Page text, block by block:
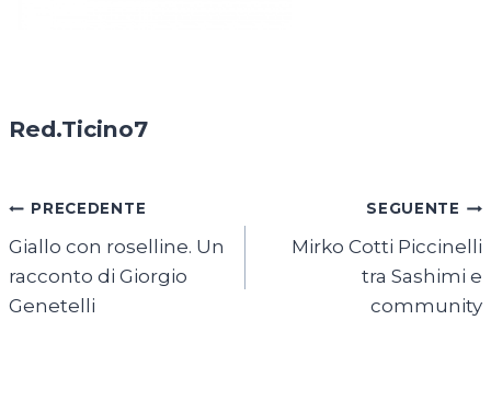
Red.Ticino7
Navigazione
articoli
PRECEDENTE
Giallo con roselline. Un
racconto di Giorgio
Genetelli
SEGUENTE
Mirko Cotti Piccinelli
tra Sashimi e
community